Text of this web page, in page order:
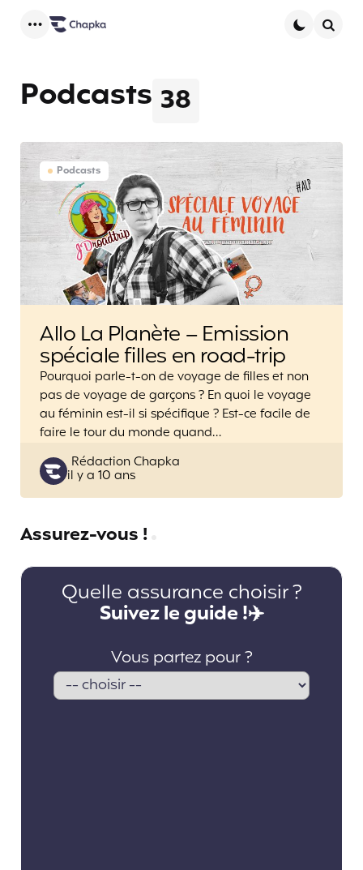
38
Podcasts
Podcasts
Allo La Planète – Emission
spéciale filles en road-trip
Pourquoi parle-t-on de voyage de filles et non
pas de voyage de garçons ? En quoi le voyage
au féminin est-il si spécifique ? Est-ce facile de
faire le tour du monde quand…
Posted
by
Rédaction Chapka
il y a 10 ans
Assurez-vous !